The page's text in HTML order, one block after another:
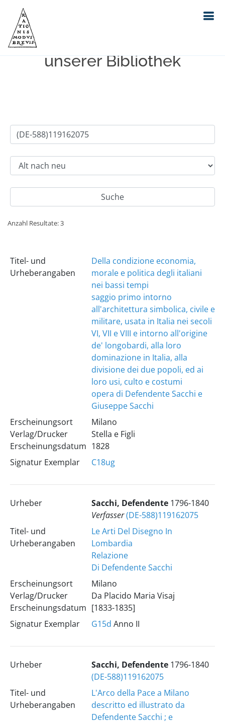
Einfache Suche im Bestand
unserer Bibliothek
Anzahl Resultate: 3
Titel- und
Urheberangaben
Della condizione economia,
morale e politica degli italiani
nei bassi tempi
saggio primo intorno
all'architettura simbolica, civile e
militare, usata in Italia nei secoli
VI, VII e VIII e intorno all'origine
de' longobardi, alla loro
dominazione in Italia, alla
divisione dei due popoli, ed ai
loro usi, culto e costumi
opera di Defendente Sacchi e
Giuseppe Sacchi
Erscheinungsort
Verlag/Drucker
Erscheinungsdatum
Milano
Stella e Figli
1828
Signatur Exemplar
C18ug
Urheber Sacchi, Defendente 1796-1840
Verfasser(DE-588)119162075
Titel- und
Urheberangaben
Le Arti Del Disegno In
Lombardia
Relazione
Di Defendente Sacchi
Erscheinungsort
Verlag/Drucker
Erscheinungsdatum
Milano
Da Placido Maria Visaj
[1833-1835]
Signatur Exemplar
G15d Anno II
Urheber Sacchi, Defendente1796-1840
(DE-588)119162075
Titel- und
Urheberangaben
L'Arco della Pace a Milano
descritto ed illustrato da
Defendente Sacchi ; e